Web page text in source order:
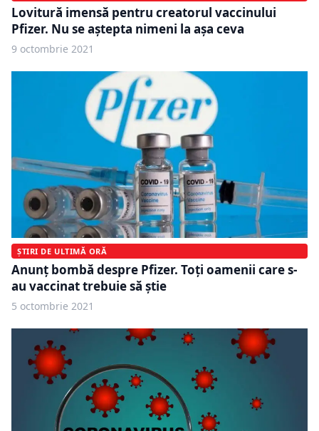
Lovitură imensă pentru creatorul vaccinului
Pfizer. Nu se aștepta nimeni la așa ceva
9 octombrie 2021
ȘTIRI DE ULTIMĂ ORĂ
Anunț bombă despre Pfizer. Toți oamenii care s-
au vaccinat trebuie să știe
5 octombrie 2021